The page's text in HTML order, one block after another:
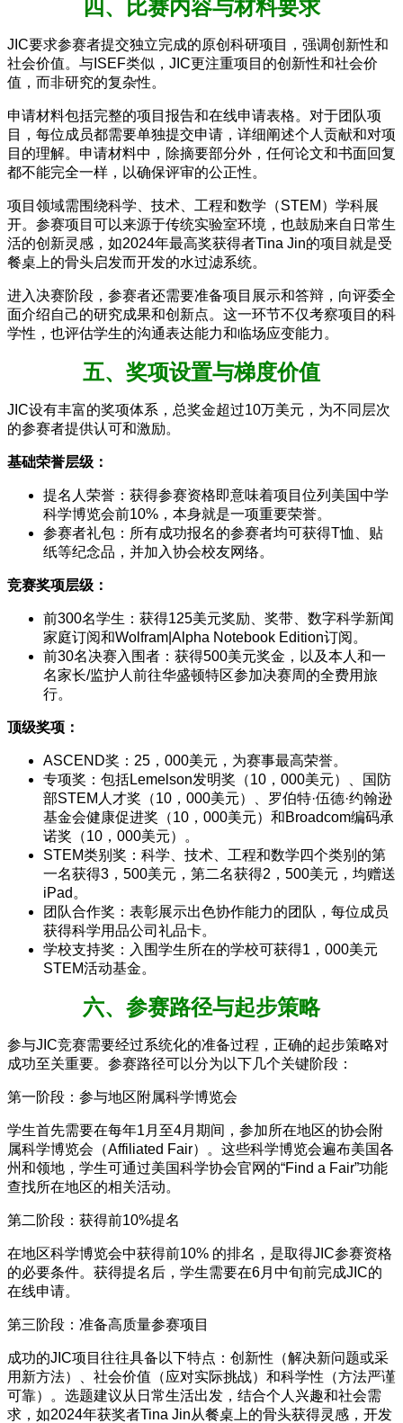
四、比赛内容与材料要求
JIC要求参赛者提交独立完成的原创科研项目，强调创新性和
社会价值。与ISEF类似，JIC更注重项目的创新性和社会价
值，而非研究的复杂性。
申请材料包括完整的项目报告和在线申请表格。对于团队项
目，每位成员都需要单独提交申请，详细阐述个人贡献和对项
目的理解。申请材料中，除摘要部分外，任何论文和书面回复
都不能完全一样，以确保评审的公正性。
项目领域需围绕科学、技术、工程和数学（STEM）学科展
开。参赛项目可以来源于传统实验室环境，也鼓励来自日常生
活的创新灵感，如2024年最高奖获得者Tina Jin的项目就是受
餐桌上的骨头启发而开发的水过滤系统。
进入决赛阶段，参赛者还需要准备项目展示和答辩，向评委全
面介绍自己的研究成果和创新点。这一环节不仅考察项目的科
学性，也评估学生的沟通表达能力和临场应变能力。
五、奖项设置与梯度价值
JIC设有丰富的奖项体系，总奖金超过10万美元，为不同层次
的参赛者提供认可和激励。
基础荣誉层级：
提名人荣誉：获得参赛资格即意味着项目位列美国中学
科学博览会前10%，本身就是一项重要荣誉。
参赛者礼包：所有成功报名的参赛者均可获得T恤、贴
纸等纪念品，并加入协会校友网络。
竞赛奖项层级：
前300名学生：获得125美元奖励、奖带、数字科学新闻
家庭订阅和Wolfram|Alpha Notebook Edition订阅。
前30名决赛入围者：获得500美元奖金，以及本人和一
名家长/监护人前往华盛顿特区参加决赛周的全费用旅
行。
顶级奖项：
ASCEND奖：25，000美元，为赛事最高荣誉。
专项奖：包括Lemelson发明奖（10，000美元）、国防
部STEM人才奖（10，000美元）、罗伯特·伍德·约翰逊
基金会健康促进奖（10，000美元）和Broadcom编码承
诺奖（10，000美元）。
STEM类别奖：科学、技术、工程和数学四个类别的第
一名获得3，500美元，第二名获得2，500美元，均赠送
iPad。
团队合作奖：表彰展示出色协作能力的团队，每位成员
获得科学用品公司礼品卡。
学校支持奖：入围学生所在的学校可获得1，000美元
STEM活动基金。
六、参赛路径与起步策略
参与JIC竞赛需要经过系统化的准备过程，正确的起步策略对
成功至关重要。参赛路径可以分为以下几个关键阶段：
第一阶段：参与地区附属科学博览会
学生首先需要在每年1月至4月期间，参加所在地区的协会附
属科学博览会（Affiliated Fair）。这些科学博览会遍布美国各
州和领地，学生可通过美国科学协会官网的“Find a Fair”功能
查找所在地区的相关活动。
第二阶段：获得前10%提名
在地区科学博览会中获得前10% 的排名，是取得JIC参赛资格
的必要条件。获得提名后，学生需要在6月中旬前完成JIC的
在线申请。
第三阶段：准备高质量参赛项目
成功的JIC项目往往具备以下特点：创新性（解决新问题或采
用新方法）、社会价值（应对实际挑战）和科学性（方法严谨
可靠）。选题建议从日常生活出发，结合个人兴趣和社会需
求，如2024年获奖者Tina Jin从餐桌上的骨头获得灵感，开发